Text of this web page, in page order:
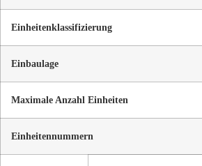
Einheitenklassifizierung
Einbaulage
Maximale Anzahl Einheiten
Einheitennummern